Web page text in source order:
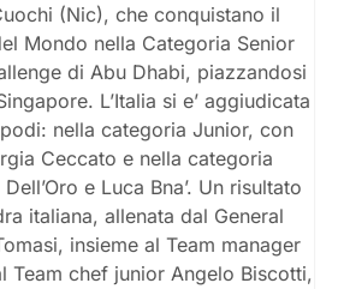
(Nic), che conquistano il
Mondo nella Categoria Senior
di Abu Dhabi, piazzandosi
L’Italia si e’ aggiudicata
nella categoria Junior, con
Ceccato e nella categoria
e Luca Bna’. Un risultato
italiana, allenata dal General
insieme al Team manager
Team chef junior Angelo Biscotti,